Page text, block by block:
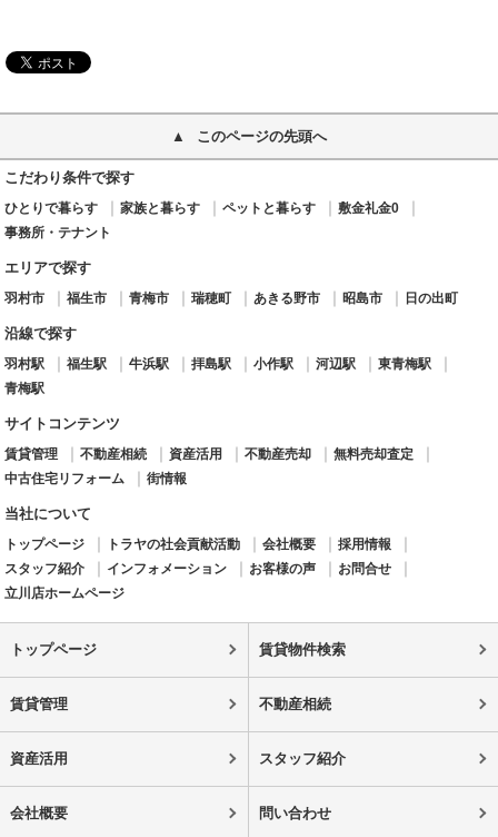
このページの先頭へ
こだわり条件で探す
ひとりで暮らす 家族と暮らす ペットと暮らす
敷金礼金0
事務所・テナント
エリアで探す
羽村市 福生市 青梅市 瑞穂町 あきる野市 昭島市 日の出町
沿線で探す
羽村駅 福生駅 牛浜駅 拝島駅 小作駅 河辺駅
東青梅駅
青梅駅
サイトコンテンツ
賃貸管理 不動産相続 資産活用 不動産売却
無料売却査定
中古住宅リフォーム
街情報
当社について
トップページ トラヤの社会貢献活動 会社概要
採用情報
スタッフ紹介
インフォメーション お客様の声
お問合せ
立川店ホームページ
トップページ 賃貸物件検索
賃貸管理 不動産相続
資産活用 スタッフ紹介
会社概要 問い合わせ